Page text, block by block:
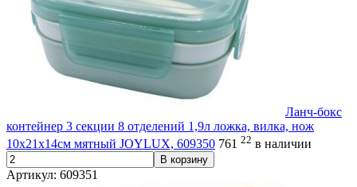
Ланч-бокс
контейнер 3 секции 8 отделений 1,9л ложка, вилка, нож
10х21х14см мятный JOYLUX, 609350 761 22 в наличии
В корзину
Артикул: 609351